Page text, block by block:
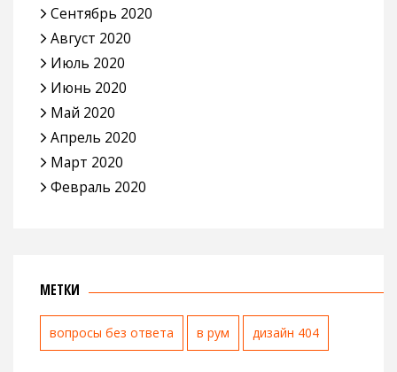
Сентябрь 2020
Август 2020
Июль 2020
Июнь 2020
Май 2020
Апрель 2020
Март 2020
Февраль 2020
МЕТКИ
вопросы без ответа в рум дизайн 404